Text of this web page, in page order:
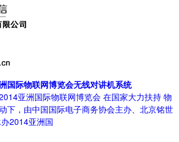
国际物联网博览会无线对讲机系统
亚洲国际物联网博览会 在国家大力扶持 物
下，由中国国际电子商务协会主办、北京铭世
2014亚洲国